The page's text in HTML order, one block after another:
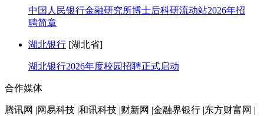
中国人民银行金融研究所博士后科研流动站2026年招
聘简章
湖北银行 [湖北省]
湖北银行2026年度校园招聘正式启动
合作媒体
腾讯网 |网易科技 |和讯科技 |财新网 |金融界银行 |东方财富网 |